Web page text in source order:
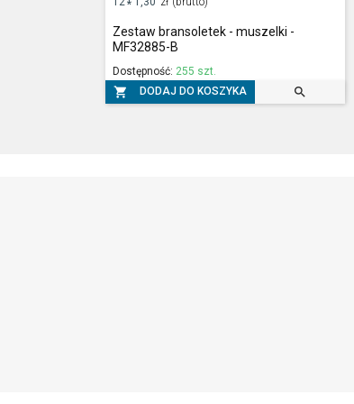
*
Zestaw bransoletek - muszelki -
MF32885-B
Dostępność: 255 szt.
 DODAJ DO KOSZYKA 